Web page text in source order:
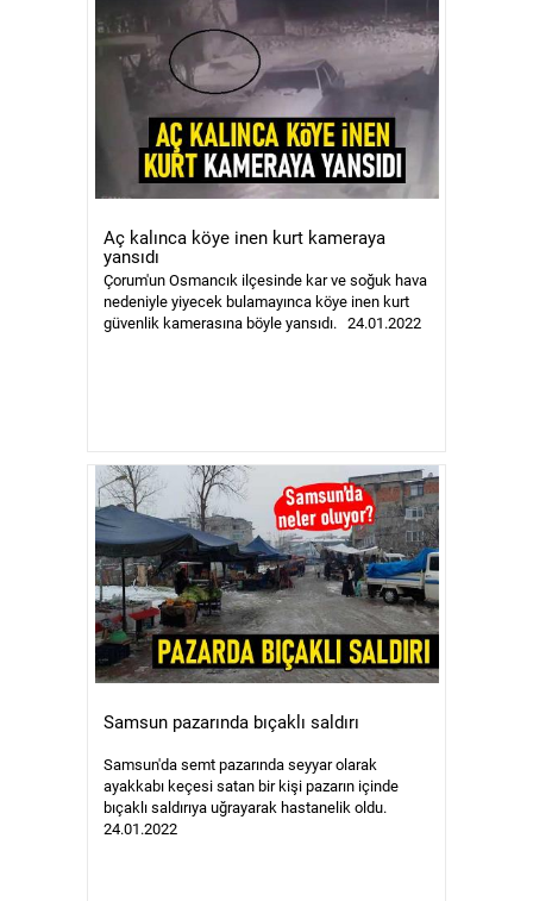
Aç kalınca köye inen kurt kameraya
yansıdı
Çorum'un Osmancık ilçesinde kar ve soğuk hava
nedeniyle yiyecek bulamayınca köye inen kurt
güvenlik kamerasına böyle yansıdı. 24.01.2022
Samsun pazarında bıçaklı saldırı
Samsun'da semt pazarında seyyar olarak
ayakkabı keçesi satan bir kişi pazarın içinde
bıçaklı saldırıya uğrayarak hastanelik oldu.
24.01.2022